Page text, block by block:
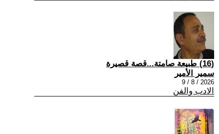
(16) طبيعة صامتة...قصة قصيرة
سمير الأمير
2026 / 8 / 9
الادب والفن